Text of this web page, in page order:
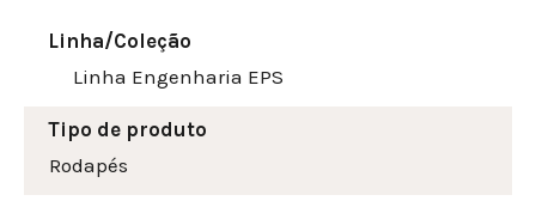
Linha/Coleção
Linha Engenharia EPS
Tipo de produto
Rodapés